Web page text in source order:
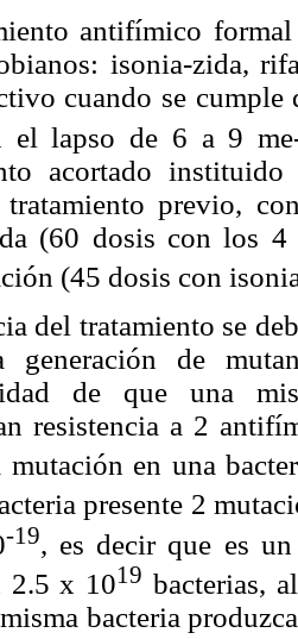
antifímico formal
isonia-zida,
cuando se
el lapso de 6 a 9
acortado
previo,
(60 dosis con los 4
(45 dosis con
del tratamiento se
generación de
de que una
resistencia a 2
mutación en una
presente 2
-19, es decir que es
2.5 x 1019 bacterias,
bacteria